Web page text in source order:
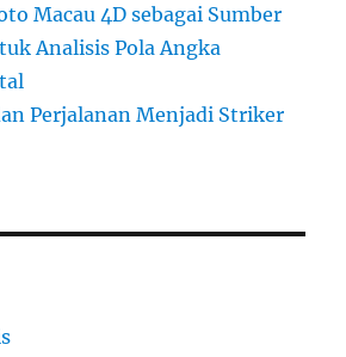
Macau 4D sebagai Sumber
Analisis Pola Angka
Perjalanan Menjadi Striker